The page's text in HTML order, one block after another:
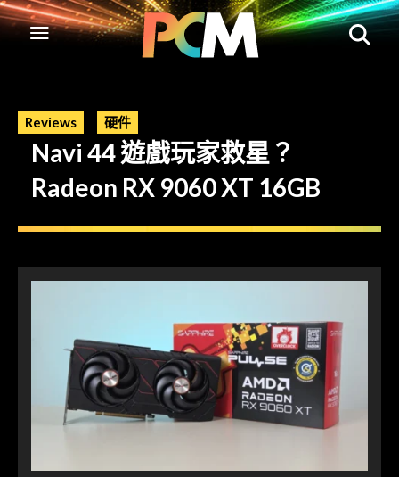
Reviews 硬件
Navi 44 遊戲玩家救星？
Radeon RX 9060 XT 16GB